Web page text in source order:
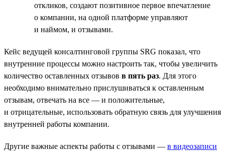
откликов, создают позитивное первое впечатление
о компании, на одной платформе управляют
и наймом, и отзывами.
Кейс ведущей консалтинговой группы SRG показал, что
внутренние процессы можно настроить так, чтобы увеличить
количество оставленных отзывов в пять раз. Для этого
необходимо внимательно прислушиваться к оставленным
отзывам, отвечать на все — и положительные,
и отрицательные, использовать обратную связь для улучшения
внутренней работы компании.
Другие важные аспекты работы с отзывами — в видеозаписи